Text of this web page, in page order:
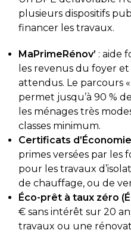
plusieurs dispositifs
financer les travaux.
MaPrimeRénov’ : aide
les revenus du foyer
attendus. Le parcours
permet jusqu’à 90 %
les ménages très
classes minimum.
Certificats
primes versées par les
pour les travaux
de chauffage, ou de
Éco-prêt à taux zéro
€ sans intérêt sur 20
travaux ou une